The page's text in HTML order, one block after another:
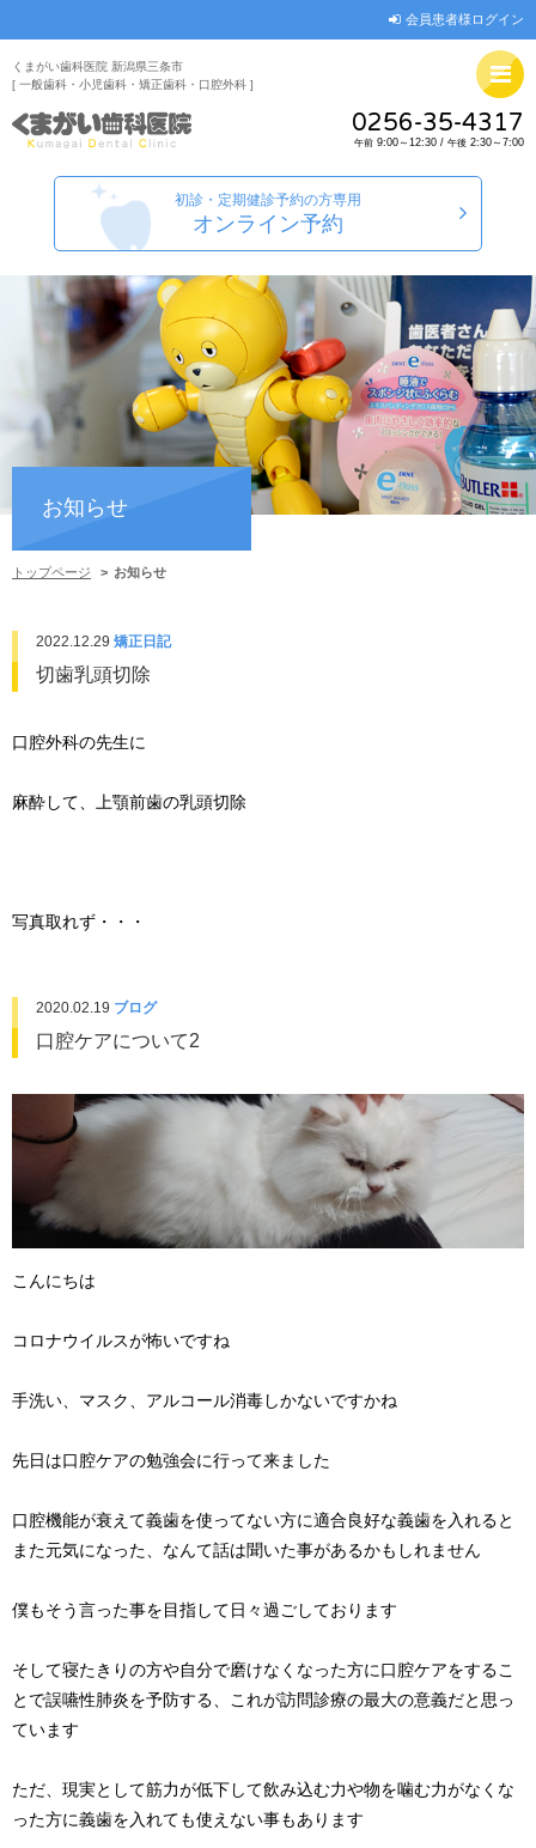
会員患者様ログイン
くまがい歯科医院 新潟県三条市
[ 一般歯科・小児歯科・矯正歯科・口腔外科 ]
0256-35-4317
午前 9:00～12:30 / 午後 2:30～7:00
初診・定期健診予約の方専用
オンライン予約
お知らせ
トップページ お知らせ
2022.12.29 矯正日記
切歯乳頭切除
口腔外科の先生に
麻酔して、上顎前歯の乳頭切除
写真取れず・・・
2020.02.19 ブログ
口腔ケアについて2
こんにちは
コロナウイルスが怖いですね
手洗い、マスク、アルコール消毒しかないですかね
先日は口腔ケアの勉強会に行って来ました
口腔機能が衰えて義歯を使ってない方に適合良好な義歯を入れると
また元気になった、なんて話は聞いた事があるかもしれません
僕もそう言った事を目指して日々過ごしております
そして寝たきりの方や自分で磨けなくなった方に口腔ケアをするこ
とで誤嚥性肺炎を予防する、これが訪問診療の最大の意義だと思っ
ています
ただ、現実として筋力が低下して飲み込む力や物を噛む力がなくな
った方に義歯を入れても使えない事もあります